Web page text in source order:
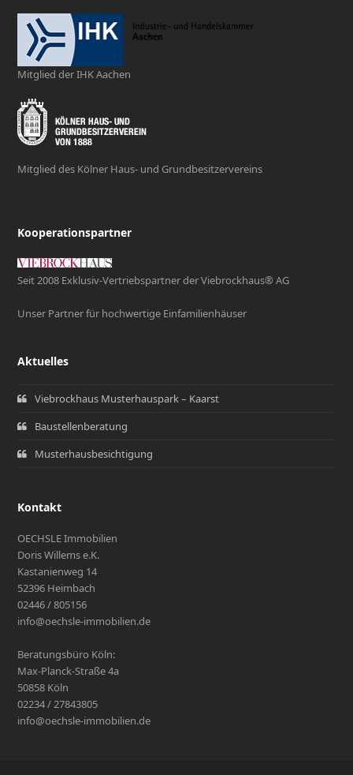
Mitglied der IHK Aachen
Mitglied des Kölner Haus- und Grundbesitzervereins
Kooperationspartner
Seit 2008 Exklusiv-Vertriebspartner der Viebrockhaus® AG
Unser Partner für hochwertige Einfamilienhäuser
Aktuelles
Viebrockhaus Musterhauspark – Kaarst
Baustellenberatung
Musterhausbesichtigung
Kontakt
OECHSLE Immobilien
Doris Willems e.K.
Kastanienweg 14
52396 Heimbach
02446 / 805156
info@oechsle-immobilien.de
Beratungsbüro Köln:
Max-Planck-Straße 4a
50858 Köln
02234 / 27843805
info@oechsle-immobilien.de